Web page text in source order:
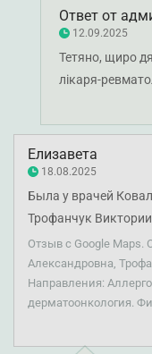
Ответ от
12.09.2025
Тетяно, щиро
лікаря-
що уважний
вже приносять
Елизавета
18.08.2025
Была у врачей
Трофанчук
специалисты, все
провели
рецепции оставили
хочется
Отзыв с Google Maps.
Александровна,
Направления:
дерматоонкология.